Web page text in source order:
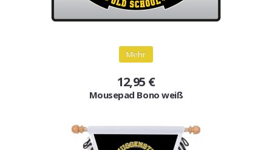
Mehr
12,95 €
Mousepad Bono weiß